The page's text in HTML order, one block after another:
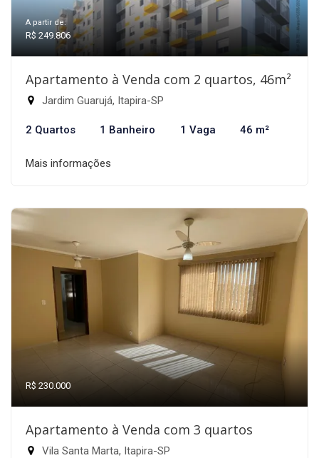
A partir de:
R$ 249.806
Apartamento à Venda com 2 quartos, 46m²
Jardim Guarujá, Itapira-SP
2 Quartos 1 Banheiro 1 Vaga 46 m²
Mais informações
R$ 230.000
Apartamento à Venda com 3 quartos
Vila Santa Marta, Itapira-SP